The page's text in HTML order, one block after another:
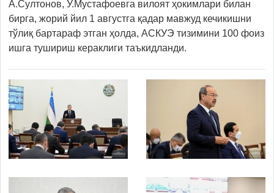
А.Султонов, У.Мустафоевга вилоят ҳокимлари билан
бирга, жорий йил 1 августга қадар мавжуд кечикишни
тўлиқ бартараф этган ҳолда, АСКУЭ тизимини 100 фоиз
ишга тушириш кераклиги таъкидланди.